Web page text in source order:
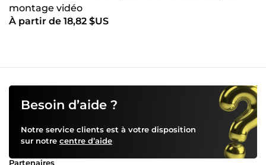
montage vidéo
À partir de 18,82 $US
Besoin d’aide ?
Notre service clients est à votre disposition
sur notre centre d’aide
Partenaires